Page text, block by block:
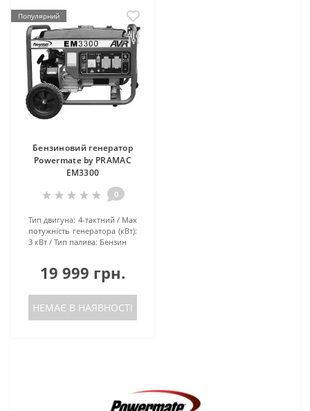
Популярний
Бензиновий генератор
Powermate by PRAMAC
EM3300
0
Тип двигуна: 4-тактний
Маx
потужність генератора (кВт):
3 кВт
Тип палива: Бензин
19 999 грн.
НЕМАЄ В НАЯВНОСТІ